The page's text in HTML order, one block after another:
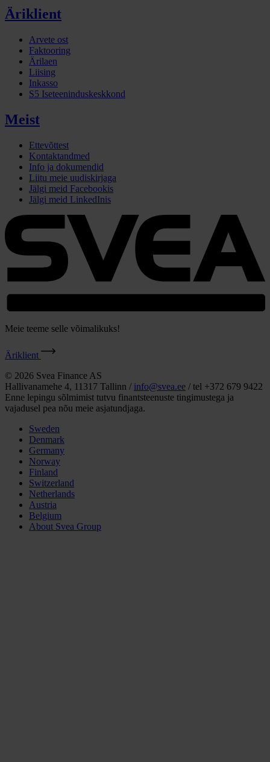
Äriklient
Arvete ost
Faktooring
Ärilaen
Liising
Inkasso
S5 Iseteeninduskeskkond
Meist
Ettevõttest
Kontaktandmed
Info ja dokumendid
Liitu meie uudiskirjaga
Jälgi meid Facebookis
Jälgi meid LinkedInis
Meie teeme selle võimalikuks!
Äriklient
© 2026 Svea Finance AS
Hallivanamehe 4, 11317 Tallinn / info@svea.ee / tel +372 679 9422
Enne lepingu sõlmimist tutvu finantsteenuste tingimustega ja
vajadusel pea nõu meie asjatundjaga.
Sweden
Denmark
Germany
Norway
Finland
Switzerland
Netherlands
Austria
Belgium
About Svea Group